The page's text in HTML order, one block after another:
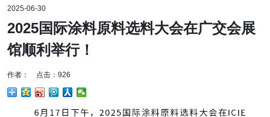
2025-06-30
2025国际涂料原料选料大会在广交会展
馆顺利举行！
作者： 点击：926